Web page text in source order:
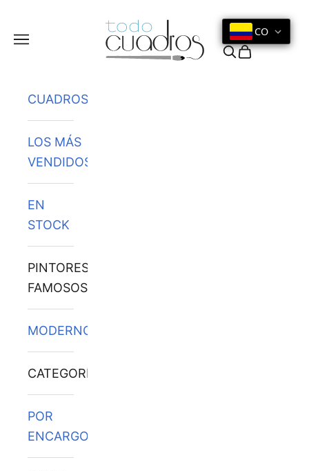
Menú
CO
Buscar
Cesta
CUADROS
LOS MÁS
VENDIDOS
EN
STOCK
PINTORES
FAMOSOS
MODERNOS
CATEGORÍAS
POR
ENCARGO